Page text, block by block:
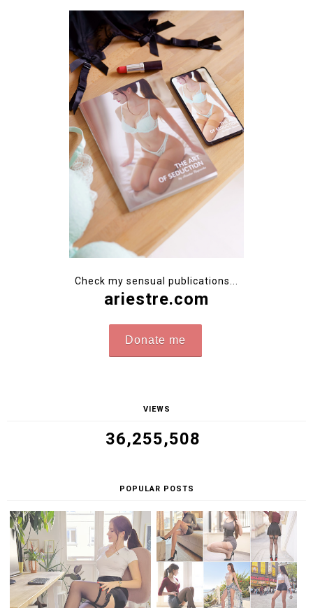
Check my sensual publications...
ariestre.com
Donate me
VIEWS
36,255,508
POPULAR POSTS